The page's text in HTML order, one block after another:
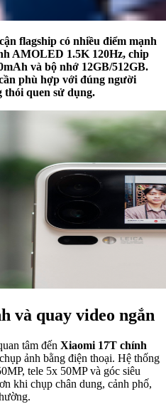
flagship có nhiều điểm mạnh
AMOLED 1.5K 120Hz, chip
và bộ nhớ 12GB/512GB.
phù hợp với đúng người
thói quen sử dụng.
và quay video ngắn
tâm đến Xiaomi 17T chính
ảnh bằng điện thoại. Hệ thống
tele 5x 50MP và góc siêu
khi chụp chân dung, cảnh phố,